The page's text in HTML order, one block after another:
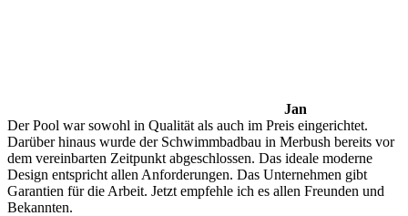
Jan
Der Pool war sowohl in Qualität als auch im Preis eingerichtet.
Darüber hinaus wurde der Schwimmbadbau in Merbush bereits vor
dem vereinbarten Zeitpunkt abgeschlossen. Das ideale moderne
Design entspricht allen Anforderungen. Das Unternehmen gibt
Garantien für die Arbeit. Jetzt empfehle ich es allen Freunden und
Bekannten.